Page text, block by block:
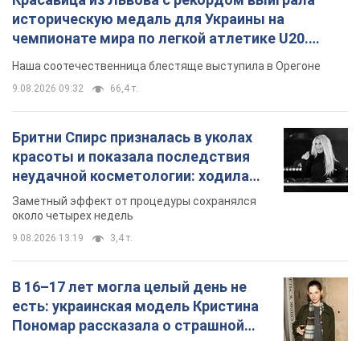
около четырех недель
9.08.2026 13:19
есть: украинская модель Кристина
Пономар рассказала о страшной
стороне модельной карьеры
Модель рассказала, какие гонорары получают
ее коллеги
9.08.2026 16:25 7,3 т.